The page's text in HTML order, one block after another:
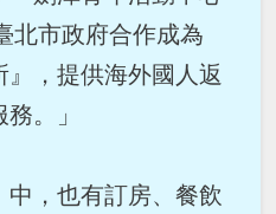
北市政府合作成為
』，提供海外國人返
。」
，也有訂房、餐飲